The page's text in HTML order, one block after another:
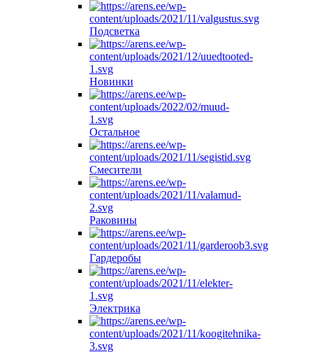
Подсветка
Новинки
Oстальное
Смесители
Pаковины
Гардеробы
Электрика